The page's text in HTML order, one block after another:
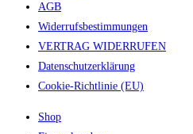
AGB
Widerrufsbestimmungen
VERTRAG WIDERRUFEN
Datenschutzerklärung
Cookie-Richtlinie (EU)
Shop